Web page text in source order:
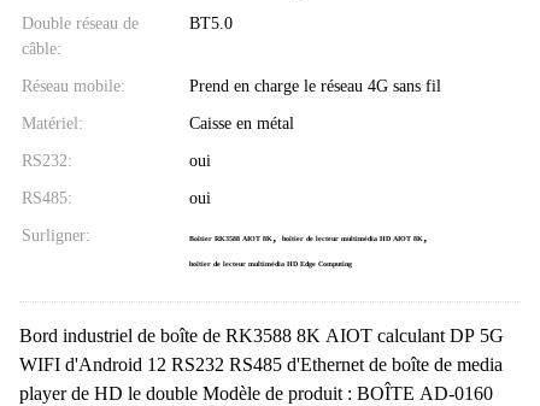
Double réseau de
câble:
BT5.0
Réseau mobile: Prend en charge le réseau 4G sans fil
Matériel: Caisse en métal
RS232: oui
RS485: oui
Surligner: Boîtier RK3588 AIOT 8K boîtier de lecteur multimédia HD AIOT 8K
boîtier de lecteur multimédia HD Edge Computing
Bord industriel de boîte de RK3588 8K AIOT calculant DP 5G
WIFI d'Android 12 RS232 RS485 d'Ethernet de boîte de media
player de HD le double Modèle de produit : BOÎTE AD-0160